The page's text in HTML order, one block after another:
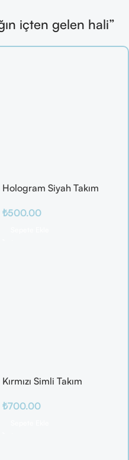
içten gelen hali”
Hologram Siyah Takım
₺500.00
Kırmızı Simli Takım
₺700.00